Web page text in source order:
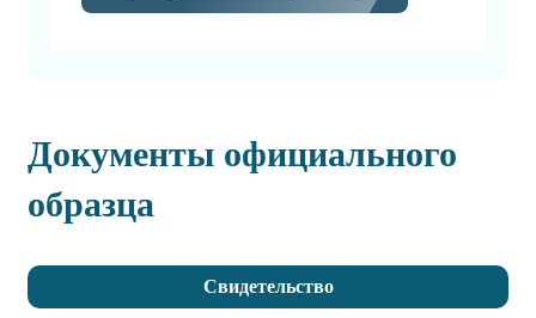
Документы официального
образца
Свидетельство